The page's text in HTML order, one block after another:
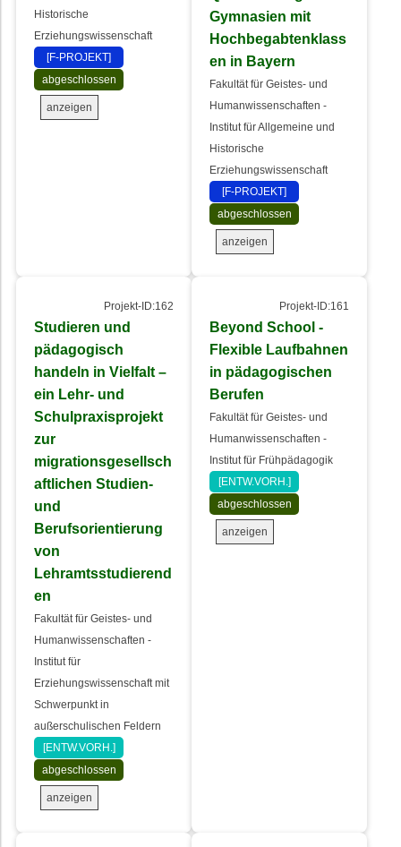
Historische
Erziehungswissenschaft
[F-PROJEKT]
abgeschlossen
anzeigen
Gymnasien mit
Hochbegabtenklass
en in Bayern
Fakultät für Geistes- und
Humanwissenschaften -
Institut für Allgemeine und
Historische
Erziehungswissenschaft
[F-PROJEKT]
abgeschlossen
anzeigen
Projekt-ID:162
Studieren und
pädagogisch
handeln in Vielfalt –
ein Lehr- und
Schulpraxisprojekt
zur
migrationsgesellsch
aftlichen Studien-
und
Berufsorientierung
von
Lehramtsstudierend
en
Fakultät für Geistes- und
Humanwissenschaften -
Institut für
Erziehungswissenschaft mit
Schwerpunkt in
außerschulischen Feldern
[ENTW.VORH.]
abgeschlossen
anzeigen
Projekt-ID:161
Beyond School -
Flexible Laufbahnen
in pädagogischen
Berufen
Fakultät für Geistes- und
Humanwissenschaften -
Institut für Frühpädagogik
[ENTW.VORH.]
abgeschlossen
anzeigen